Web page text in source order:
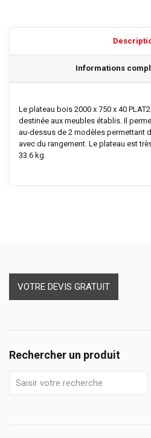
Informations
Le plateau bois 2000 x 750 x 40
destinée aux meubles établis. Il
au-dessus de 2 modèles permettant
avec du rangement. Le plateau est
33.6 kg.
VOTRE DEVIS GRATUIT
Rechercher un produit